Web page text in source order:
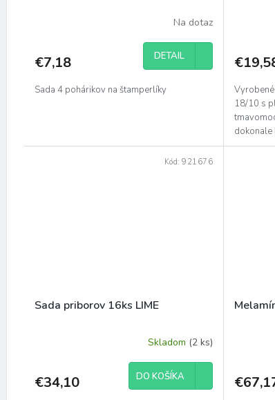
Na dotaz
€7,18 DETAIL
Sada 4 pohárikov na štamperlíky
18/10 s
dokonale
HOLIDAY
Sada priborov 16ks LIME
Skladom (2 ks)
€34,10 DO KOŠÍKA
Kód:921676